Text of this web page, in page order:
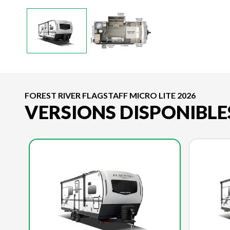
FOREST RIVER FLAGSTAFF MICRO LITE 2026
VERSIONS